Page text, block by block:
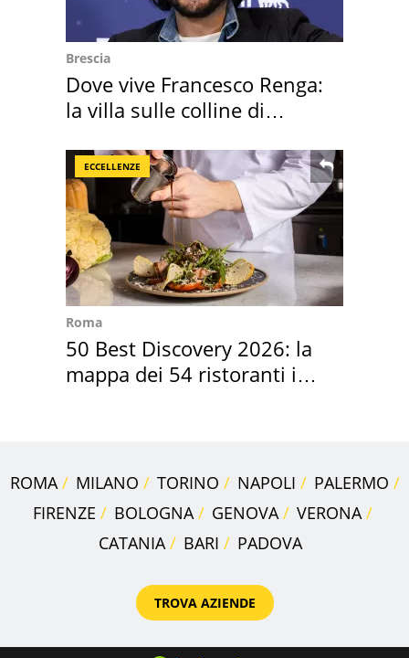
Brescia
Dove vive Francesco Renga:
la villa sulle colline di
ECCELLENZE
Roma
50 Best Discovery 2026: la
mappa dei 54 ristoranti in
ROMA MILANO TORINO NAPOLI
PALERMO
FIRENZE
BOLOGNA GENOVA
VERONA
CATANIA
BARI PADOVA
TROVA AZIENDE